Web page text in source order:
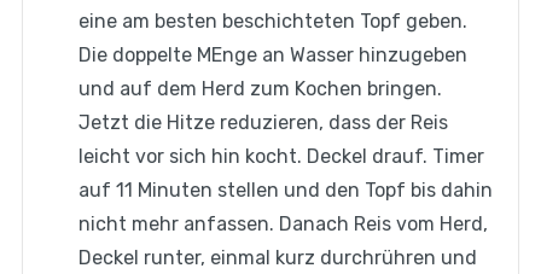
eine am besten beschichteten Topf geben.
Die doppelte MEnge an Wasser hinzugeben
und auf dem Herd zum Kochen bringen.
Jetzt die Hitze reduzieren, dass der Reis
leicht vor sich hin kocht. Deckel drauf. Timer
auf 11 Minuten stellen und den Topf bis dahin
nicht mehr anfassen. Danach Reis vom Herd,
Deckel runter, einmal kurz durchrühren und